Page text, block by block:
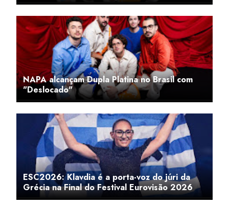
NAPA alcançam Dupla Platina no Brasil com
"Deslocado"
ESC2026: Klavdia é a porta-voz do júri da
Grécia na Final do Festival Eurovisão 2026